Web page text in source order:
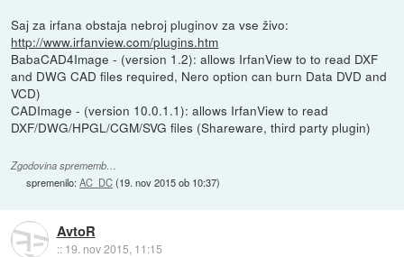
Saj za irfana obstaja nebroj pluginov za vse živo:
http://www.irfanview.com/plugins.htm
BabaCAD4Image - (version 1.2): allows IrfanView to to read DXF
and DWG CAD files required, Nero option can burn Data DVD and
VCD)
CADImage - (version 10.0.1.1): allows IrfanView to read
DXF/DWG/HPGL/CGM/SVG files (Shareware, third party plugin)
Zgodovina sprememb…
spremenilo:AC_DC(19. nov 2015 ob 10:37)
AvtoR
:: 19. nov 2015, 11:15